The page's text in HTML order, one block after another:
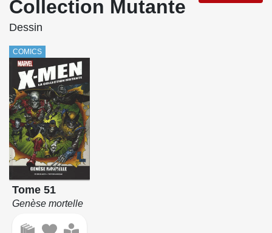
Collection Mutante
Dessin
COMICS
Tome 51
Genèse mortelle